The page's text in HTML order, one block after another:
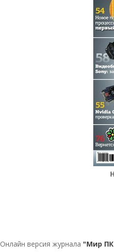
Онлайн версия журнала "Мир